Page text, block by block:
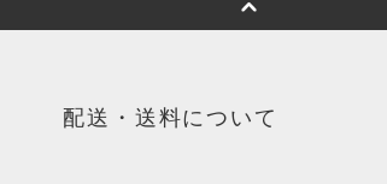
配送・送料について